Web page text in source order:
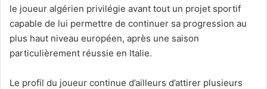
le joueur algérien privilégie avant tout un projet sportif
capable de lui permettre de continuer sa progression au
plus haut niveau européen, après une saison
particulièrement réussie en Italie.
Le profil du joueur continue d’ailleurs d’attirer plusieurs